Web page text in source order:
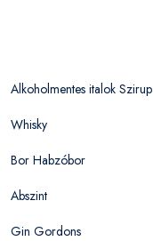
Alkoholmentes italok Szirup
Whisky
Bor Habzóbor
Abszint
Gin Gordons